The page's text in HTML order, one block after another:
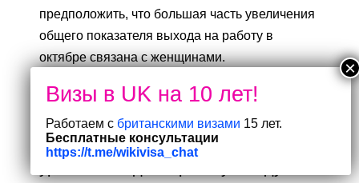
предположить, что большая часть увеличения
общего показателя выхода на работу в
октябре связана с женщинами.
Уровень выхода на работу, как
правило, выше у женщин, особенно
в последние годы. Различия в
Работаем с британскими визами 15 лет.
Бесплатные консультации
https://t.me/wikivisa_chat